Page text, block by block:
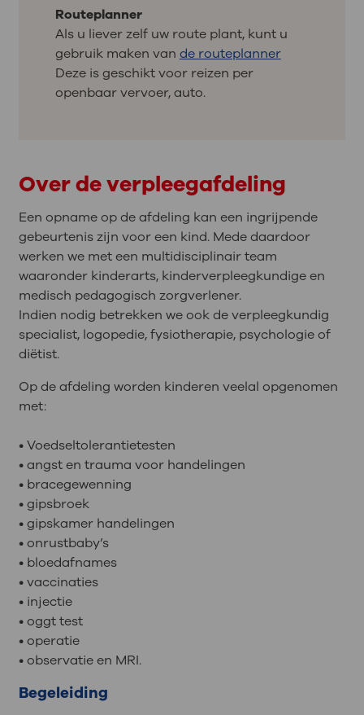
Routeplanner
Als u liever zelf uw route plant, kunt u
gebruik maken van de routeplanner
Deze is geschikt voor reizen per
openbaar vervoer, auto.
Over de verpleegafdeling
Een opname op de afdeling kan een ingrijpende
gebeurtenis zijn voor een kind. Mede daardoor
werken we met een multidisciplinair team
waaronder kinderarts, kinderverpleegkundige en
medisch pedagogisch zorgverlener.
Indien nodig betrekken we ook de verpleegkundig
specialist, logopedie, fysiotherapie, psychologie of
diëtist.
Op de afdeling worden kinderen veelal opgenomen
met:
• Voedseltolerantietesten
• angst en trauma voor handelingen
• bracegewenning
• gipsbroek
• gipskamer handelingen
• onrustbaby’s
• bloedafnames
• vaccinaties
• injectie
• oggt test
• operatie
• observatie en MRI.
Begeleiding